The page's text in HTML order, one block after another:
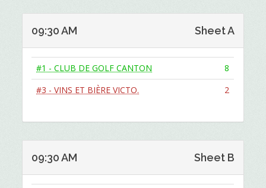
09:30 AM Sheet A
#1 - CLUB DE GOLF CANTON
8
#3 - VINS ET BIÈRE VICTO.
2
09:30 AM Sheet B